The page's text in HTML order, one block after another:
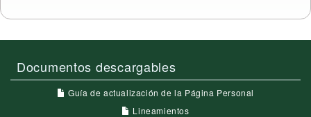
Documentos descargables
Guía de actualización de la Página Personal
Lineamientos